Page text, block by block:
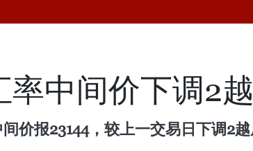
率中间价下调2
价报23144，较上一交易日下调2